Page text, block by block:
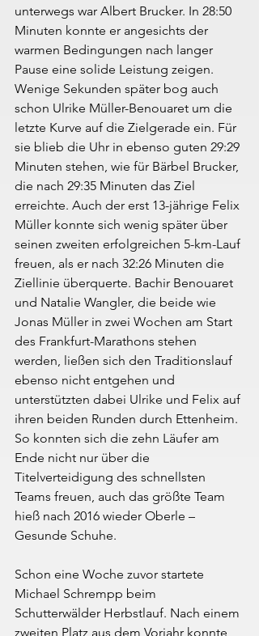
unterwegs war Albert Brucker. In 28:50
Minuten konnte er angesichts der
warmen Bedingungen nach langer
Pause eine solide Leistung zeigen.
Wenige Sekunden später bog auch
schon Ulrike Müller-Benouaret um die
letzte Kurve auf die Zielgerade ein. Für
sie blieb die Uhr in ebenso guten 29:29
Minuten stehen, wie für Bärbel Brucker,
die nach 29:35 Minuten das Ziel
erreichte. Auch der erst 13-jährige Felix
Müller konnte sich wenig später über
seinen zweiten erfolgreichen 5-km-Lauf
freuen, als er nach 32:26 Minuten die
Ziellinie überquerte. Bachir Benouaret
und Natalie Wangler, die beide wie
Jonas Müller in zwei Wochen am Start
des Frankfurt-Marathons stehen
werden, ließen sich den Traditionslauf
ebenso nicht entgehen und
unterstützten dabei Ulrike und Felix auf
ihren beiden Runden durch Ettenheim.
So konnten sich die zehn Läufer am
Ende nicht nur über die
Titelverteidigung des schnellsten
Teams freuen, auch das größte Team
hieß nach 2016 wieder Oberle –
Gesunde Schuhe.
Schon eine Woche zuvor startete
Michael Schrempp beim
Schutterwälder Herbstlauf. Nach einem
zweiten Platz aus dem Vorjahr konnte